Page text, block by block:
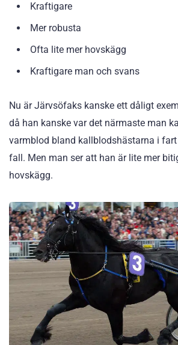
Kraftigare
Mer robusta
Ofta lite mer hovskägg
Kraftigare man och svans
Nu är Järvsöfaks kanske ett dåligt
då han kanske var det närmaste man
varmblod bland kallblodshästarna i
fall. Men man ser att han är lite mer
hovskägg.